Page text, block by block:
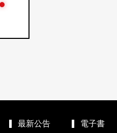
最新公告 電子書